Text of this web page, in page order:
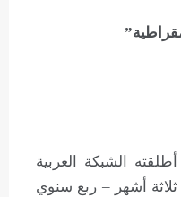
الشبكة العربية
أشهر – ربع سنوي